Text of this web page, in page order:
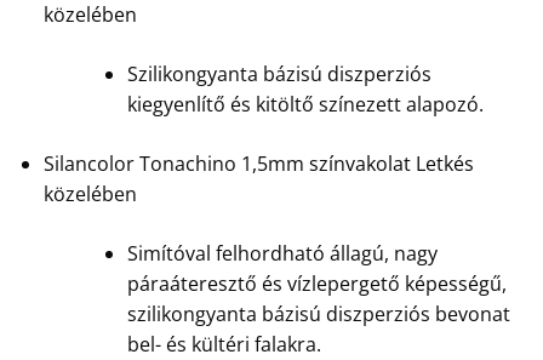
közelében
Szilikongyanta bázisú diszperziós
kiegyenlítő és kitöltő színezett alapozó.
Silancolor Tonachino 1,5mm színvakolat Letkés
közelében
Simítóval felhordható állagú, nagy
páraáteresztő és vízlepergető képességű,
szilikongyanta bázisú diszperziós bevonat
bel- és kültéri falakra.